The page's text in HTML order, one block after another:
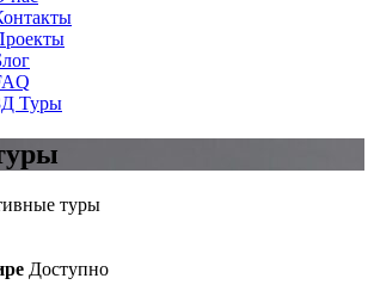
Туры
туры
Доступно